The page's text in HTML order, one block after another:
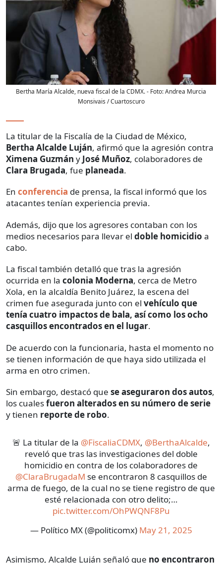
Bertha María Alcalde, nueva fiscal de la CDMX.- Foto:Andrea Murcia
Monsivais / Cuartoscuro
La titular de la Fiscalía de la Ciudad de México,
Bertha Alcalde Luján, afirmó que la agresión contra
Ximena Guzmán y José Muñoz, colaboradores de
Clara Brugada, fue planeada.
En conferencia de prensa, la fiscal informó que los
atacantes tenían experiencia previa.
Además, dijo que los agresores contaban con los
medios necesarios para llevar el doble homicidio a
cabo.
La fiscal también detalló que tras la agresión
ocurrida en la colonia Moderna, cerca de Metro
Xola, en la alcaldía Benito Juárez, la escena del
crimen fue asegurada junto con el vehículo que
tenía cuatro impactos de bala, así como los ocho
casquillos encontrados en el lugar.
De acuerdo con la funcionaria, hasta el momento no
se tienen información de que haya sido utilizada el
arma en otro crimen.
Sin embargo, destacó que se aseguraron dos autos,
los cualesfueron alterados en su número de serie
y tienen reporte de robo.
🚨 La titular de la @FiscaliaCDMX, @BerthaAlcalde,
reveló que tras las investigaciones del doble
homicidio en contra de los colaboradores de
@ClaraBrugadaM se encontraron 8 casquillos de
arma de fuego, de la cual no se tiene registro de que
esté relacionada con otro delito;…
pic.twitter.com/OhPWQNF8Pu
— Político MX (@politicomx) May 21, 2025
Asimismo, Alcalde Luján señaló que no encontraron